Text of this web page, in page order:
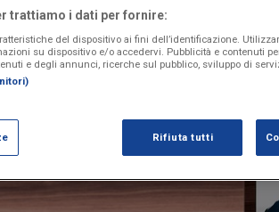
trattiamo i dati per fornire:
del dispositivo ai fini dell’identificazione.
su dispositivo e/o accedervi. Pubblicità e contenuti
e degli annunci, ricerche sul pubblico, sviluppo di
Rifiuta tutti